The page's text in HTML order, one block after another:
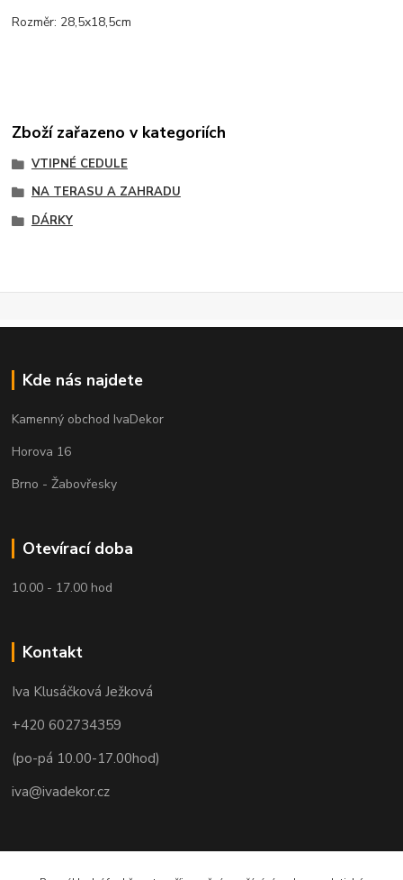
Rozměr: 28,5x18,5cm
Zboží zařazeno v kategoriích
VTIPNÉ CEDULE
NA TERASU A ZAHRADU
DÁRKY
Kde nás najdete
Kamenný obchod IvaDekor
Horova 16
Brno - Žabovřesky
Otevírací doba
10.00 - 17.00 hod
Kontakt
Iva Klusáčková Ježková
+420 602734359
(po-pá 10.00-17.00hod)
iva@ivadekor.cz